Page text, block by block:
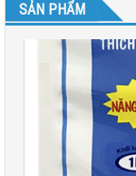
SẢN PHẨM